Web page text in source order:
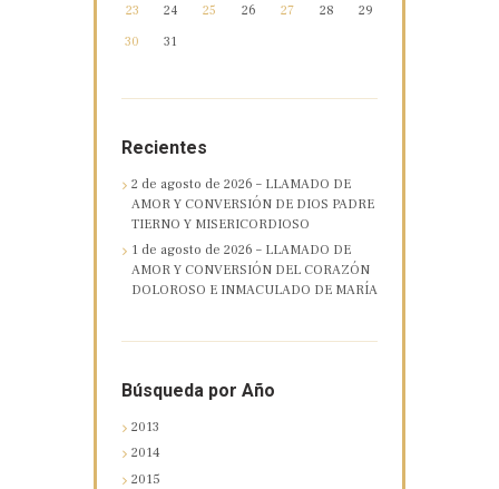
23
24 25 26 27 28
29
30
31
Recientes
2 de agosto de 2026 – LLAMADO DE
AMOR Y CONVERSIÓN DE DIOS PADRE
TIERNO Y MISERICORDIOSO
1 de agosto de 2026 – LLAMADO DE
AMOR Y CONVERSIÓN DEL CORAZÓN
DOLOROSO E INMACULADO DE MARÍA
Búsqueda por Año
2013
2014
2015